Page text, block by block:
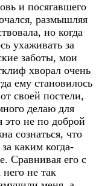
и посягавшего
размышляя
но когда
ухаживать за
заботы, мои
хворал очень
ему становилось
своей постели,
делаю для
это не по доброй
сознаться, что
каким когда-
Сравнивая его с
не так